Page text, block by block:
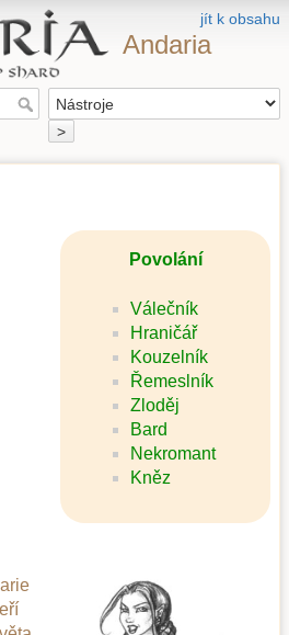
jít k obsahu
Andaria
>
Povolání
Válečník
Hraničář
Kouzelník
Řemeslník
Zloděj
Bard
Nekromant
Kněz